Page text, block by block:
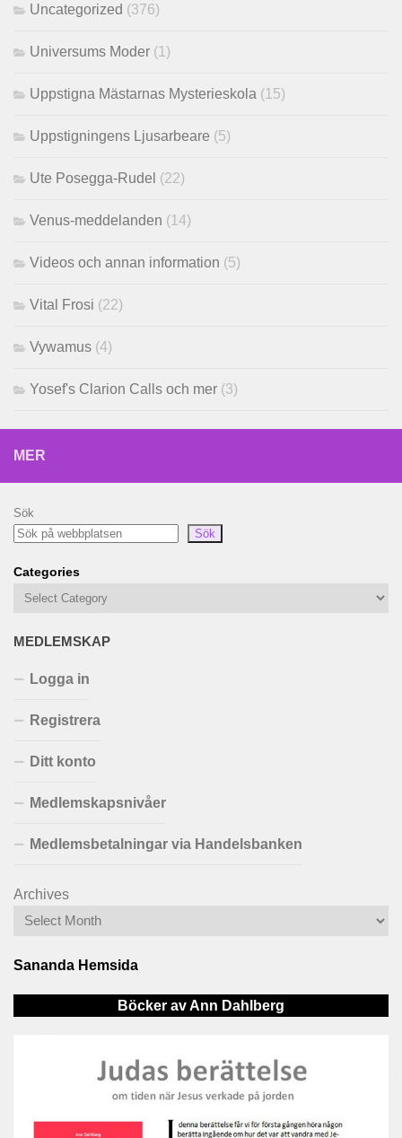
Uncategorized (376)
Universums Moder (1)
Uppstigna Mästarnas Mysterieskola (15)
Uppstigningens Ljusarbeare (5)
Ute Posegga-Rudel (22)
Venus-meddelanden (14)
Videos och annan information (5)
Vital Frosi (22)
Vywamus (4)
Yosef's Clarion Calls och mer (3)
MER
Sök
Sök
Categories
MEDLEMSKAP
Logga in
Registrera
Ditt konto
Medlemskapsnivåer
Medlemsbetalningar via Handelsbanken
Archives
Sananda Hemsida
Böcker av Ann Dahlberg